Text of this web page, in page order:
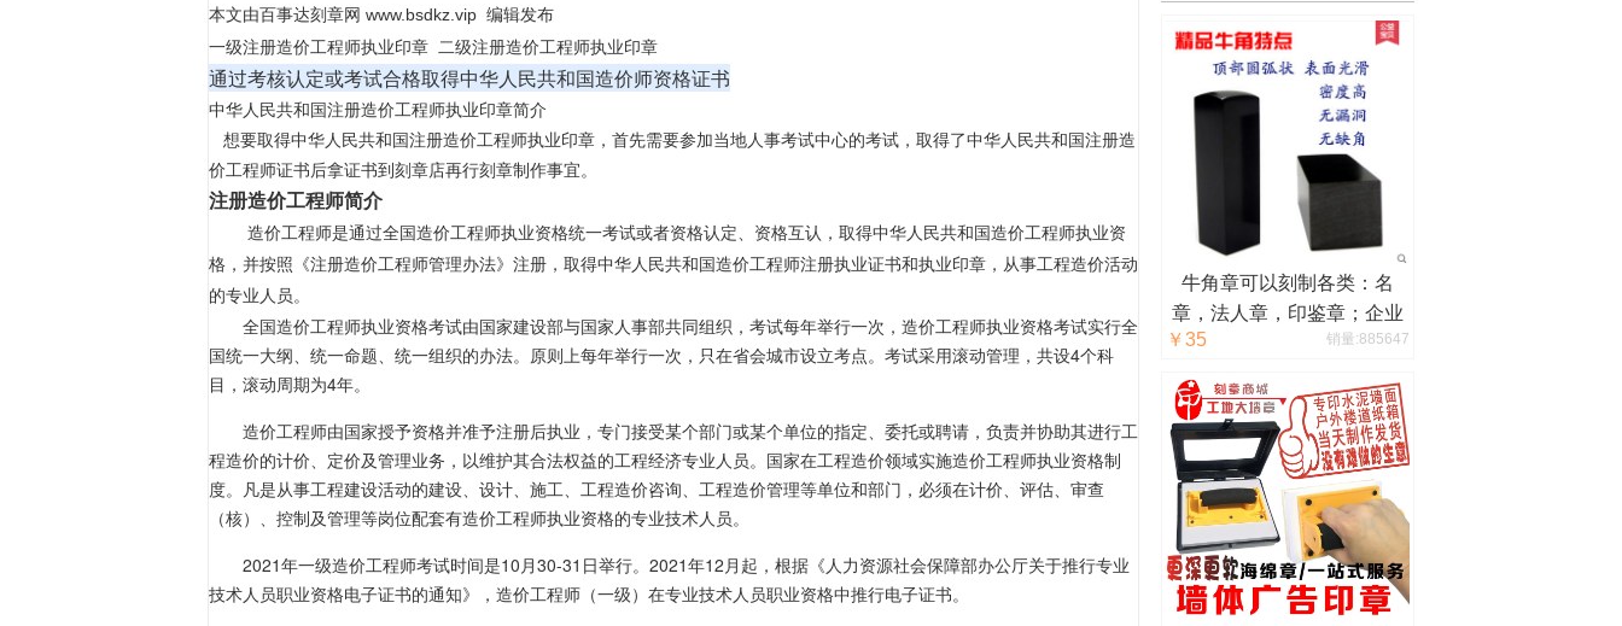
本文由百事达刻章网 www.bsdkz.vip 编辑发布
一级注册造价工程师执业印章 二级注册造价工程师执业印章
通过考核认定或考试合格取得中华人民共和国造价师资格证书
中华人民共和国注册造价工程师执业印章简介
想要取得中华人民共和国注册造价工程师执业印章 ，首先需要参加当地人事考试中心的考试，取得了中华人民共和国注册造
价工程师证书后拿证书到刻章店再行刻章制作事宜。
注册造价工程师简介
造价工程师是通过全国造价工程师执业资格统一考试或者资格认定、资格互认，取得中华人民共和国造价工程师执业资
格，并按照《注册造价工程师管理办法》注册，取得中华人民共和国造价工程师注册执业证书和执业印章 ，从事工程造价活动
的专业人员。
全国造价工程师执业资格考试由国家建设部与国家人事部共同组织，考试每年举行一次，造价工程师执业资格考试实行全
国统一大纲、统一命题、统一组织的办法。原则上每年举行一次，只在省会城市设立考点。考试采用滚动管理 ，共设4个科
目，滚动周期为4年。
造价工程师由国家授予资格并准予注册后执业，专门接受某个部门或某个单位的指定、委托或聘请，负责并协助其进行工
程造价的计价、定价及管理业务，以维护其合法权益的工程经济专业人员。国家在工程造价领域实施造价工程师执业资格制
度。凡是从事工程建设活动的建设、设计、施工、 工程造价咨询、 工程造价管理等单位和部门，必须在计价、评估、审查
（核）、控制及管理等岗位配套有造价工程师执业资格的专业技术人员。
2021年一级造价工程师考试时间是10月30-31日举行。2021年12月起，根据《人力资源社会保障部办公厅关于推行专业
技术人员职业资格电子证书的通知》，造价工程师（一级）在专业技术人员职业资格中推行电子证书。
牛角章可以刻制各类：名
章，法人章，印鉴章；企业
logo，图腾，其他设计等。
￥35 销量:885647